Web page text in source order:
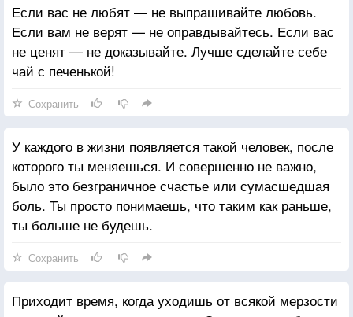
Если вас не любят — не выпрашивайте любовь.
Если вам не верят — не оправдывайтесь. Если вас
не ценят — не доказывайте. Лучше сделайте себе
чай с печенькой!
Сохранить
У каждого в жизни появляется такой человек, после
которого ты меняешься. И совершенно не важно,
было это безграничное счастье или сумасшедшая
боль. Ты просто понимаешь, что таким как раньше,
ты больше не будешь.
Сохранить
Приходит время, когда уходишь от всякой мерзости